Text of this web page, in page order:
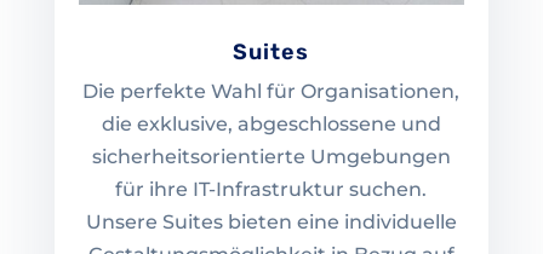
Suites
Die perfekte Wahl für Organisationen,
die exklusive, abgeschlossene und
sicherheitsorientierte Umgebungen
für ihre IT-Infrastruktur suchen.
Unsere Suites bieten eine individuelle